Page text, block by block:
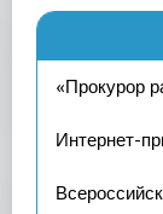
«Прокурор
Интернет-